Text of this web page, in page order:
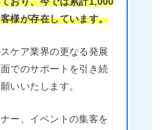
様が存在しています。
ケア業界の更なる発展
でのサポートを引き続
いいたします。
ー、イベントの集客を